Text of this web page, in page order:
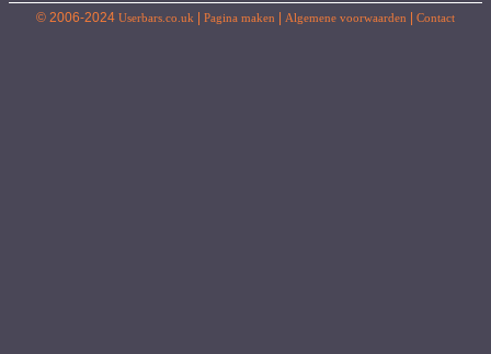
© 2006-2024 Userbars.co.uk Pagina maken Algemene voorwaarden Contact